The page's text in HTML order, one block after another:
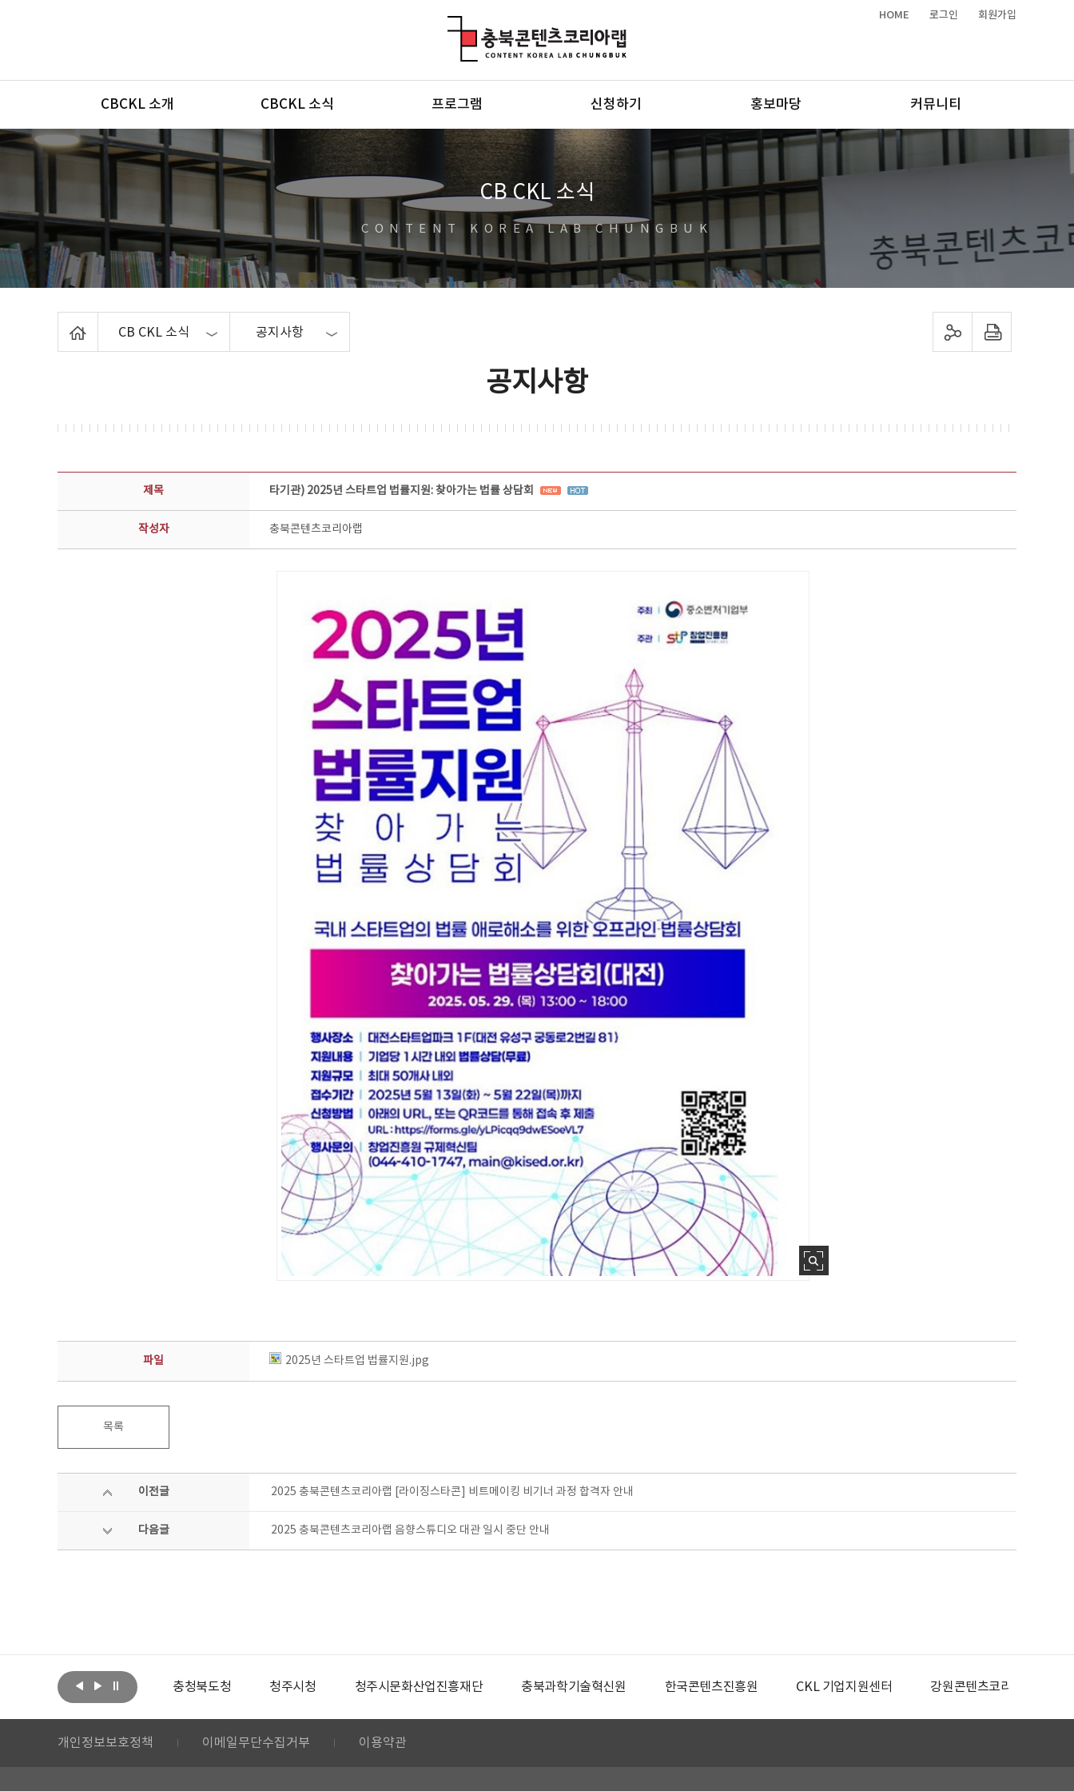
HOME 로그인 회원가입
메뉴
CBCKL 소개 CBCKL 소식 프로그램 신청하기 홍보마당 커뮤니티
CB CKL 소식
CONTENT KOREA LAB CHUNGBUK
CB CKL 소식 공지사항 sns 공유하기 프린트하기
공지사항
공지사항 상세보기 - 제목, 담당부서, 담당자, 담당연락처, 내용, 첨부파일 정보 제공
제목 타기관) 2025년 스타트업 법률지원: 찾아가는 법률 상담회
작성자 충북콘텐츠코리아랩
파일 2025년 스타트업 법률지원.jpg
목록
이전글 2025 충북콘텐츠코리아랩 [라이징스타콘] 비트메이킹 비기너 과정 합격자 안내
다음글 2025 충북콘텐츠코리아랩 음향스튜디오 대관 일시 중단 안내
문화체육관광부 충청북도청 청주시청 청주시문화산업진흥재단 충북과학기술혁신원 한국콘텐츠진흥원 CKL 기업지원센터 강원콘텐츠코리아랩
개인정보보호정책 이메일무단수집거부 이용약관